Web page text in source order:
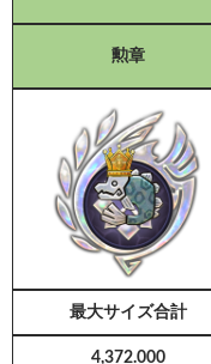
勲章
最大サイズ合計
4,372.000